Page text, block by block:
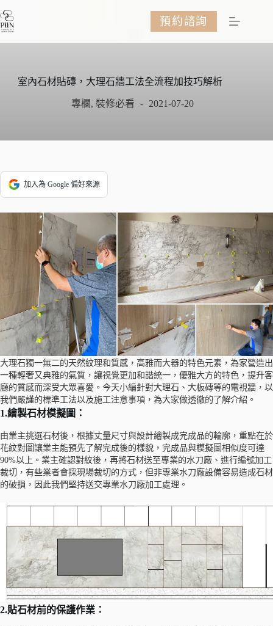
至
預約諮詢
室內石材貼磚，大理石牆工法全流程加技巧解析
專欄, 裝修必看 2021-07-20
加入為 Google 偏好來源
大理石獨一無二的天然紋理和質感，高雅而大器的特色元素，為家營造出
一種輕奢又典雅的氣質，讓視覺更加和諧統一，優雅大方的特色，提升客
廳的質感而深受大眾喜愛。今天小編針對大理石、大板磚等的電視牆，以
我們嚴謹的標準工法以及施工注意事項，為大家做透徹的了解介紹。
1.繪製石材模擬圖：
由業主挑選石材後，根據丈量尺寸與設計繪製成完成品的輪廓，重點在於
花紋對圖讓業主能預先了解完成後的樣貌，完成品與模擬圖相似度可達
90%以上。業主確認對紋後，再將石材送至專業的水刀廠、進行編號加工
裁切，有些業者會採現場裁切的方式，但非專業水刀廠設備容易造成石材
的破損，因此我們堅持送交專業水刀廠加工處理。
2.貼石材前的保護作業：